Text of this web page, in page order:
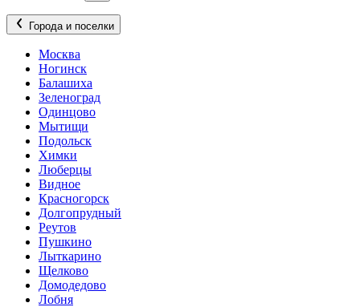
Города и поселки
Москва
Ногинск
Балашиха
Зеленоград
Одинцово
Мытищи
Подольск
Химки
Люберцы
Видное
Красногорск
Долгопрудный
Реутов
Пушкино
Лыткарино
Щелково
Домодедово
Лобня